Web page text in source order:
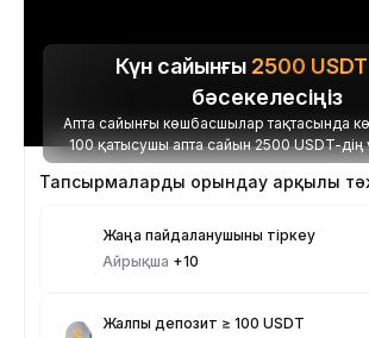
Күн сайынғы 2500 USDT
бәсекелесіңіз
Апта сайынғы көшбасшылар тақтасында
100 қатысушы апта сайын 2500 USDT-
Жаңа пайдаланушыны тіркеу
Айрықша +10
Жалпы депозит ≥ 100 USDT